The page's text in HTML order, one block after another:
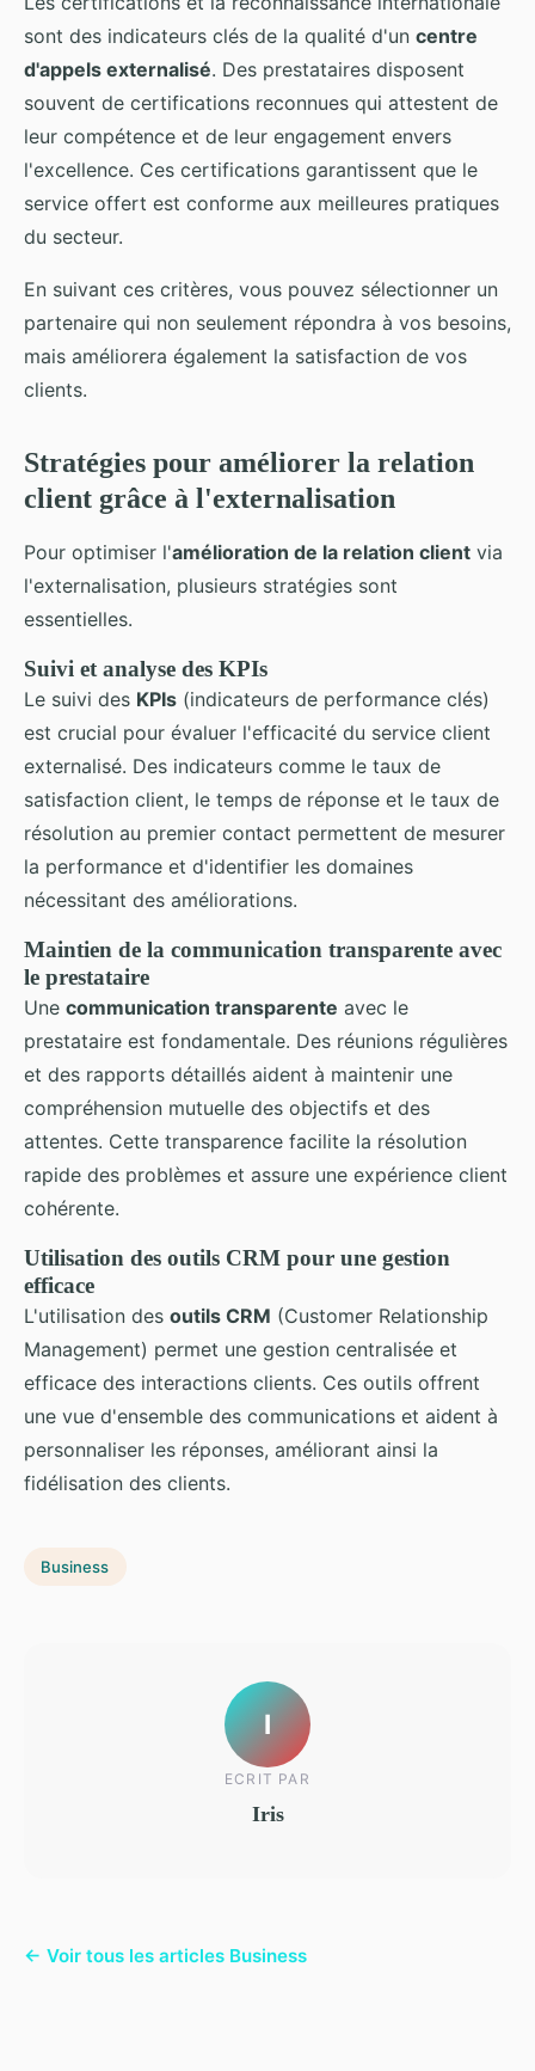
sont des indicateurs clés de la qualité d'un centre
d'appels externalisé. Des prestataires disposent
souvent de certifications reconnues qui attestent de
leur compétence et de leur engagement envers
l'excellence. Ces certifications garantissent que le
service offert est conforme aux meilleures pratiques
du secteur.
En suivant ces critères, vous pouvez sélectionner un
partenaire qui non seulement répondra à vos besoins,
mais améliorera également la satisfaction de vos
clients.
Stratégies pour améliorer la relation
client grâce à l'externalisation
Pour optimiser l'amélioration de la relation client via
l'externalisation, plusieurs stratégies sont
essentielles.
Suivi et analyse des KPIs
Le suivi des KPIs (indicateurs de performance clés)
est crucial pour évaluer l'efficacité du service client
externalisé. Des indicateurs comme le taux de
satisfaction client, le temps de réponse et le taux de
résolution au premier contact permettent de mesurer
la performance et d'identifier les domaines
nécessitant des améliorations.
Maintien de la communication transparente avec
le prestataire
Une communication transparente avec le
prestataire est fondamentale. Des réunions régulières
et des rapports détaillés aident à maintenir une
compréhension mutuelle des objectifs et des
attentes. Cette transparence facilite la résolution
rapide des problèmes et assure une expérience client
cohérente.
Utilisation des outils CRM pour une gestion
efficace
L'utilisation des outils CRM (Customer Relationship
Management) permet une gestion centralisée et
efficace des interactions clients. Ces outils offrent
une vue d'ensemble des communications et aident à
personnaliser les réponses, améliorant ainsi la
fidélisation des clients.
Business
I
ECRIT PAR
Iris
← Voir tous les articles Business